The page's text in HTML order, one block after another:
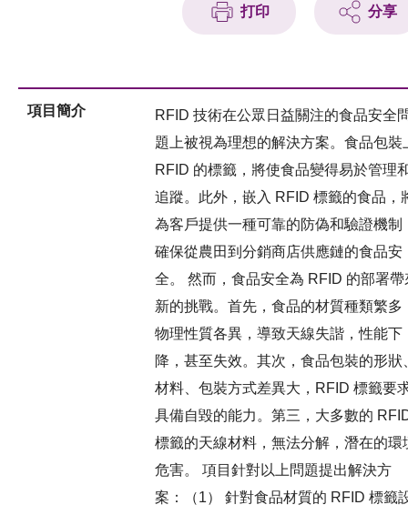
打印 分享
項目簡介
RFID 技術在公眾日益關注的食品安全
題上被視為理想的解決方案。食品包裝
RFID 的標籤，將使食品變得易於管理
追蹤。此外，嵌入 RFID 標籤的食品，
為客戶提供一種可靠的防偽和驗證機制
確保從農田到分銷商店供應鏈的食品安
全。 然而，食品安全為 RFID 的部署帶
新的挑戰。首先，食品的材質種類繁多
物理性質各異，導致天線失諧，性能下
降，甚至失效。其次，食品包裝的形狀
材料、包裝方式差異大，RFID 標籤要
具備自毀的能力。第三，大多數的
標籤的天線材料，無法分解，潛在的環
危害。 項目針對以上問題提出解決方
案：（1） 針對食品材質的 RFID 標籤